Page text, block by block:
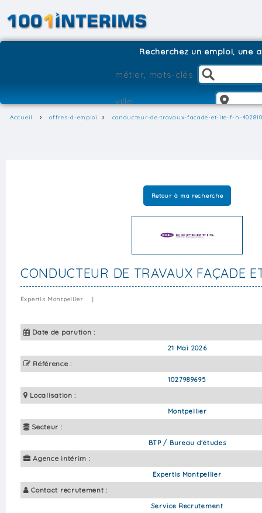
Recherchez un emploi, une
Accueil offres-d-emploi conducteur-de-travaux-facade-et-ite-f-h-402810
Retour à ma recherche
CONDUCTEUR DE TRAVAUX FAÇADE
Expertis Montpellier |
Date de parution :
21 Mai 2026
Référence :
1027989695
Localisation :
Montpellier
Secteur :
BTP / Bureau d'études
Agence intérim :
Expertis Montpellier
Contact recrutement :
Service Recrutement